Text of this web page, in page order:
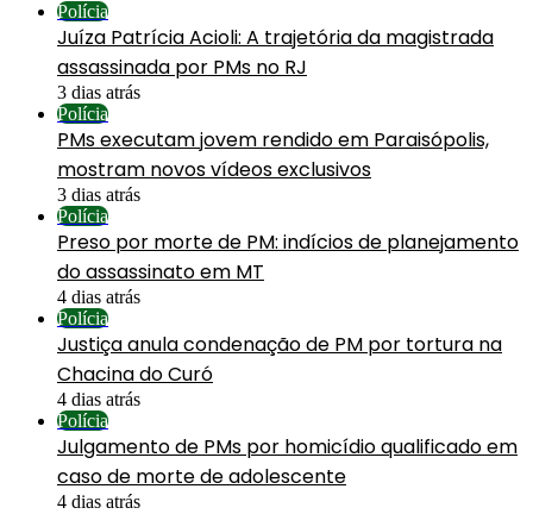
Polícia
Juíza Patrícia Acioli: A trajetória da magistrada
assassinada por PMs no RJ
3 dias atrás
Polícia
PMs executam jovem rendido em Paraisópolis,
mostram novos vídeos exclusivos
3 dias atrás
Polícia
Preso por morte de PM: indícios de planejamento
do assassinato em MT
4 dias atrás
Polícia
Justiça anula condenação de PM por tortura na
Chacina do Curó
4 dias atrás
Polícia
Julgamento de PMs por homicídio qualificado em
caso de morte de adolescente
4 dias atrás